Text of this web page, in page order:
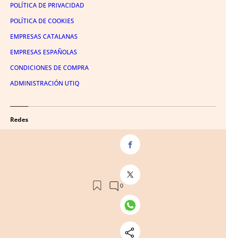
POLÍTICA DE PRIVACIDAD
POLÍTICA DE COOKIES
EMPRESAS CATALANAS
EMPRESAS ESPAÑOLAS
CONDICIONES DE COMPRA
ADMINISTRACIÓN UTIQ
Redes